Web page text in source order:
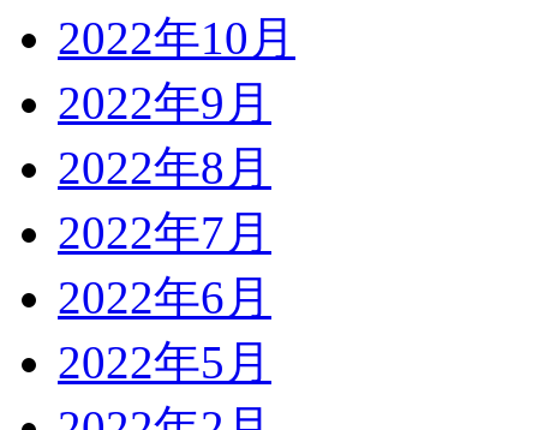
2022年10月
2022年9月
2022年8月
2022年7月
2022年6月
2022年5月